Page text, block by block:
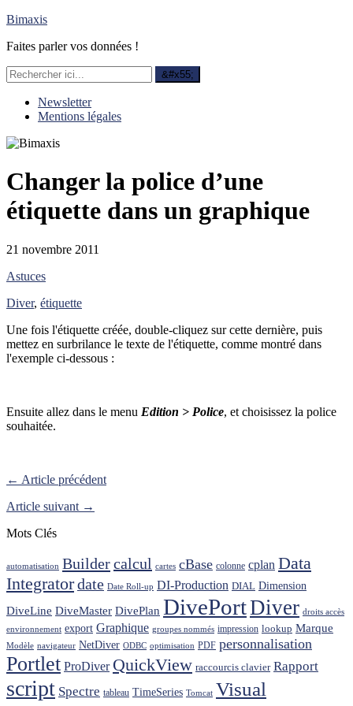
Bimaxis
Faites parler vos données !
Newsletter
Mentions légales
Changer la police d’une
étiquette dans un graphique
21 novembre 2011
Astuces
Diver, étiquette
Une fois l'étiquette créée, double-cliquez sur cette dernière, puis
mettez en surbrilance le texte de l'étiquette, comme montré dans
l'exemple ci-dessous :
Ensuite allez dans le menu Edition > Police, et choisissez la police
souhaitée.
← Article précédent
Article suivant →
Mots Clés
automatisation Buildercalcul cartes cBase colonne cplan Data
Integratordate Date Roll-up DI-Production DIAL Dimension
DiveLine DiveMaster DivePlan DivePortDiver droits accès
environnement export Graphique groupes nommés impression lookup Marque
Modèle navigateur NetDiver ODBC optimisation PDF personnalisation
Portlet ProDiver QuickView raccourcis clavier Rapport
script Spectre tableau TimeSeries Tomcat Visual